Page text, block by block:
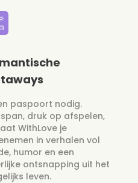
paspoort nodig.
druk op afspelen,
WithLove je
in verhalen vol
humor en een
ontsnapping uit het
leven.